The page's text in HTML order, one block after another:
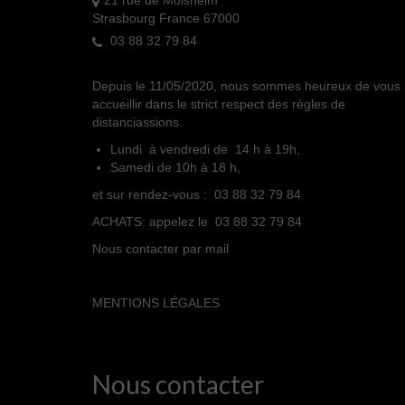
Strasbourg France 67000
03 88 32 79 84
Depuis le 11/05/2020, nous sommes heureux de vous
accueillir dans le strict respect des règles de
distanciassions.
Lundi à vendredi de 14 h à 19h,
Samedi de 10h à 18 h,
et sur rendez-vous : 03 88 32 79 84
ACHATS: appelez le 03 88 32 79 84
Nous contacter par mail
MENTIONS LÉGALES
Nous contacter